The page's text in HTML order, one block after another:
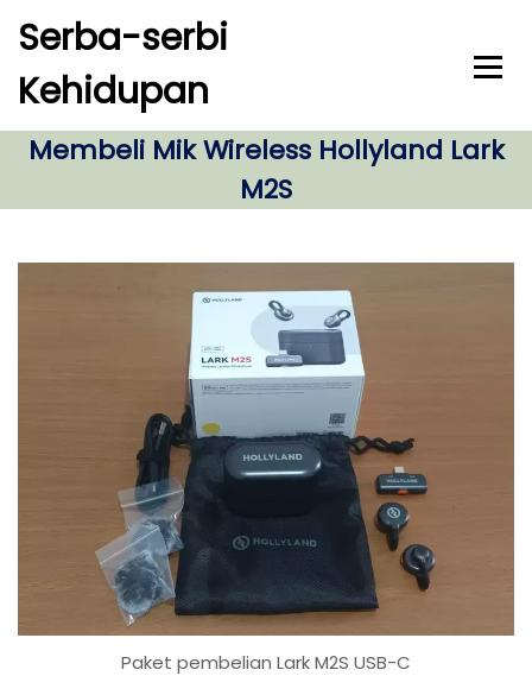
Serba-serbi
Kehidupan
Membeli Mik Wireless Hollyland Lark
M2S
Paket pembelian Lark M2S USB-C